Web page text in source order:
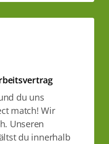
du uns
match! Wir
Unseren
du innerhalb